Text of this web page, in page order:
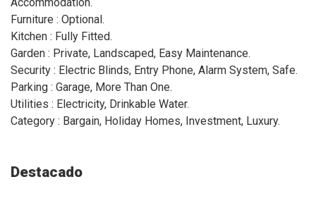
Furniture : Optional.
Kitchen : Fully Fitted.
Garden : Private, Landscaped, Easy Maintenance.
Security : Electric Blinds, Entry Phone, Alarm System, Safe.
Parking : Garage, More Than One.
Utilities : Electricity, Drinkable Water.
Category : Bargain, Holiday Homes, Investment, Luxury.
Destacado